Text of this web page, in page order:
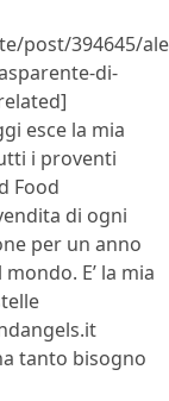
post/394645/
di-
esce la mia
i proventi
Food
di ogni
per un anno
E’ la mia
tanto bisogno